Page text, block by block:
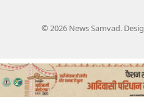
© 2026 News Samvad.